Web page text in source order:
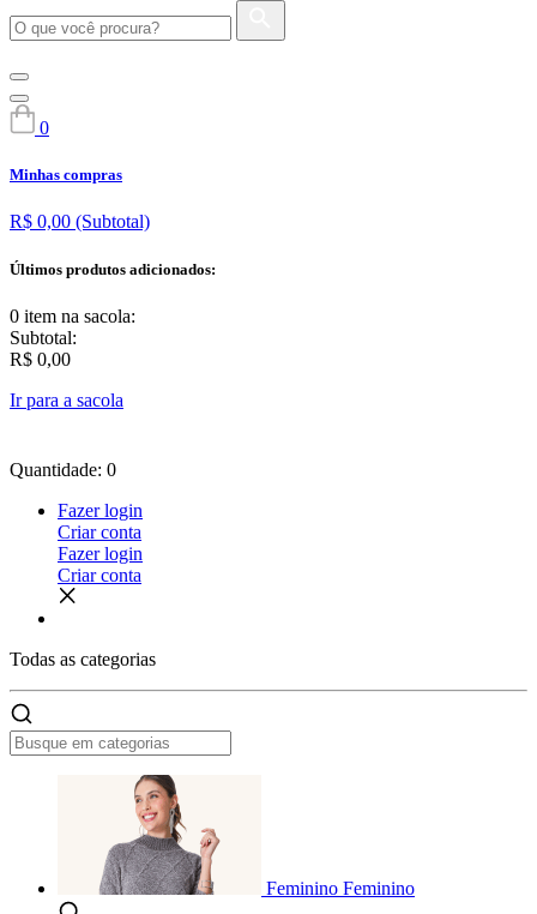
0
Minhas compras
R$ 0,00 (Subtotal)
Últimos produtos adicionados:
0 item na sacola:
Subtotal:
R$ 0,00
Ir para a sacola
Quantidade: 0
Fazer login
Criar conta
Fazer login
Criar conta
Todas as categorias
Feminino Feminino